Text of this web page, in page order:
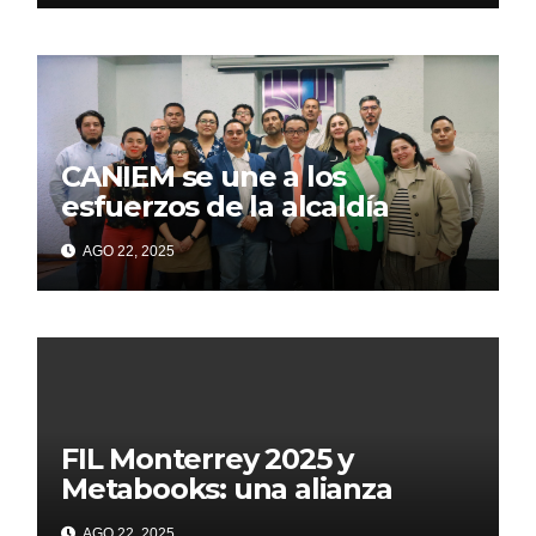
CANIEM se une a los
esfuerzos de la alcaldía
Iztapalapa para acercar a
grupos vulnerables a la
lectura
AGO 22, 2025
FIL Monterrey 2025 y
Metabooks: una alianza
estratégica por el futuro del